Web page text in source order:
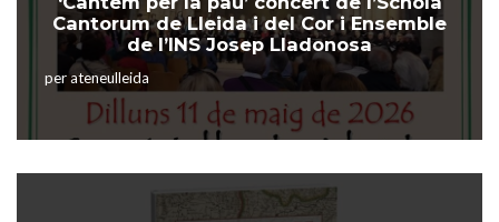
Cantorum de Lleida i del Cor i Ensemble
de l’INS Josep Lladonosa
perateneulleida